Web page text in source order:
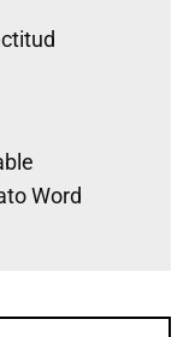
Word